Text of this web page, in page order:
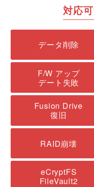
対応
データ削除
F/W アップ
デート失敗
Fusion Drive
復旧
RAID崩壊
eCryptFS
FileVault2